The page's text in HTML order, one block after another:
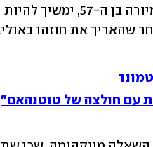
עם חולצה של טוטנהאם"